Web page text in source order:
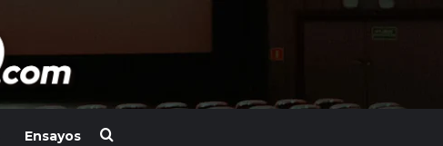
Ensayos